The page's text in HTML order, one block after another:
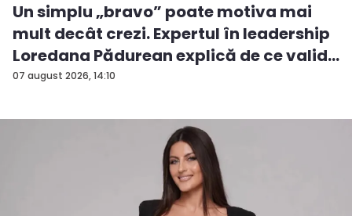
07 august 2026, 14:10
Un simplu „bravo” poate motiva mai
mult decât crezi. Expertul în leadership
Loredana Pădurean explică de ce valid...